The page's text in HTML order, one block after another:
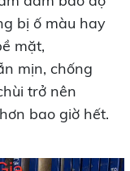
bị ố màu hay
mặt,
mịn, chống
trở nên
bao giờ hết.